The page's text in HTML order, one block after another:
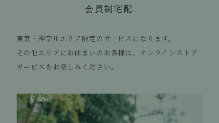
東京・神奈川エリア限定のサービスになります。
その他エリアにお住まいのお客様は、オンラインストア
サービスをお楽しみください。